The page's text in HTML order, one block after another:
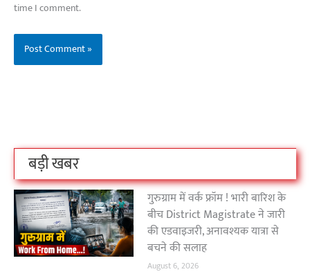
time I comment.
बड़ी खबर
गुरुग्राम में वर्क फ्रॉम ! भारी बारिश के
बीच District Magistrate ने जारी
की एडवाइजरी, अनावश्यक यात्रा से
बचने की सलाह
August 6, 2026